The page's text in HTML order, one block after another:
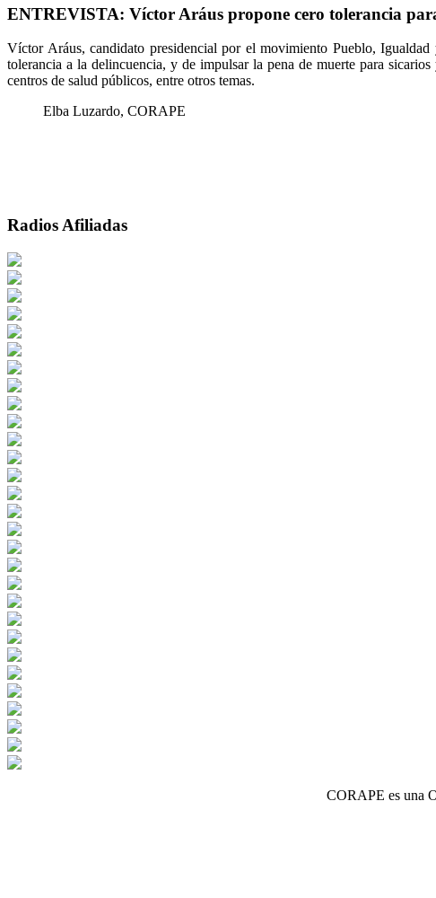
ENTREVISTA: Víctor Aráus propone cero tolerancia
Víctor Aráus, candidato presidencial por el movimiento Pueblo,
tolerancia a la delincuencia, y de impulsar la pena de muerte para
centros de salud públicos, entre otros temas.
Elba Luzardo, CORAPE
Radios Afiliadas
CORAPE es una